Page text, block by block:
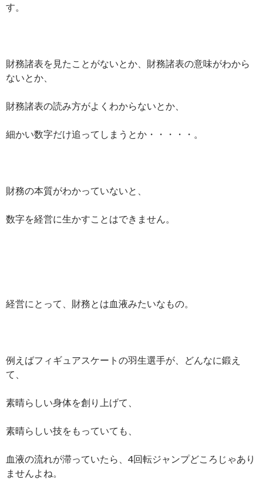
す。
財務諸表を見たことがないとか、財務諸表の意味がわから
ないとか、
財務諸表の読み方がよくわからないとか、
細かい数字だけ追ってしまうとか・・・・・。
財務の本質がわかっていないと、
数字を経営に生かすことはできません。
経営にとって、財務とは血液みたいなもの。
例えばフィギュアスケートの羽生選手が、どんなに鍛え
て、
素晴らしい身体を創り上げて、
素晴らしい技をもっていても、
血液の流れが滞っていたら、4回転ジャンプどころじゃあり
ませんよね。